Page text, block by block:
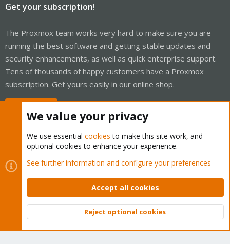
Get your subscription!
The Proxmox team works very hard to make sure you are
running the best software and getting stable updates and
security enhancements, as well as quick enterprise support.
Tens of thousands of happy customers have a Proxmox
subscription. Get yours easily in our online shop.
Cookies
Proxmox Support Forum - Light Mode
Contact us
Terms and rules Privacy policy Help Home
Community platform by XenForo © 2010-2026 XenForo Ltd.
Top
We value your privacy
We use essential cookies to make this site work, and
optional cookies to enhance your experience.
See further information and configure your preferences
Accept all cookies
Reject optional cookies